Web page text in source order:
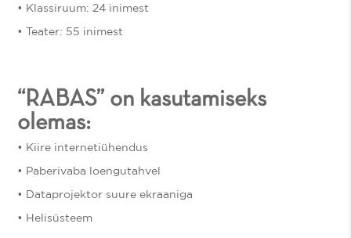
• Klassiruum: 24 inimest
• Teater: 55 inimest​
“RABAS” on kasutamiseks
olemas:​
• Kiire internetiühendus​
• Paberivaba loengutahvel​
• Dataprojektor suure ekraaniga​
• Helisüsteem​